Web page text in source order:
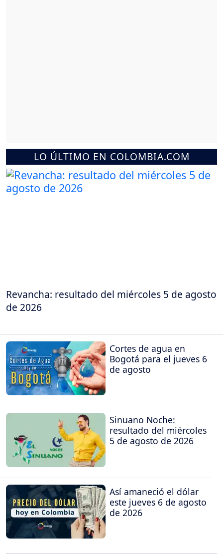
LO ÚLTIMO EN COLOMBIA.COM
Revancha: resultado del miércoles 5 de agosto
de 2026
Cortes de agua en
Bogotá para el jueves 6
de agosto
Sinuano Noche:
resultado del miércoles
5 de agosto de 2026
Así amaneció el dólar
este jueves 6 de agosto
de 2026